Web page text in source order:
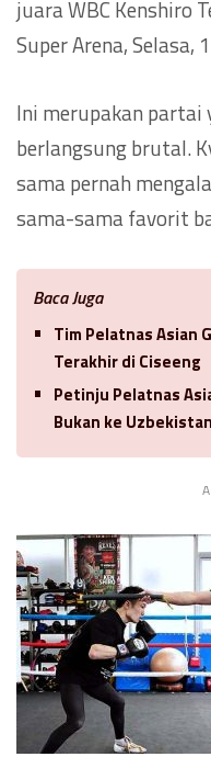
juara WBC Kenshiro
Super Arena, Selasa,
Ini merupakan partai
berlangsung brutal.
sama pernah
sama-sama favorit
Baca Juga
Tim Pelatnas Asian
Terakhir di Ciseeng
Petinju Pelatnas
Bukan ke Uzbekistan